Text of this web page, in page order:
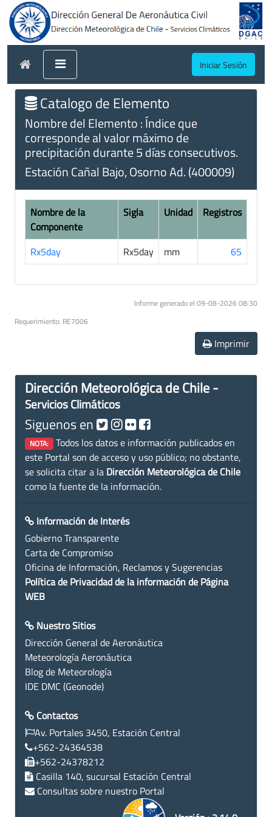
Iniciar Sesión
Catalogo de Elemento
Nombre del Elemento : Índice que
corresponde al valor máximo de
precipitación durante 5 días consecutivos.
Estación Cañal Bajo, Osorno Ad. (400009)
Nombre de la
Componente
Sigla Unidad Registros
Rx5day Rx5day mm 65
Informe generado el 09-08-2026 08:30
Requerimiento: RE7006
Imprimir
Dirección Meteorológica de Chile -
Servicios Climáticos
Siguenos en
NOTA: Todos los datos e información publicados en
este Portal son de acceso y uso público; no obstante,
se solicita citar a la Dirección Meteorológica de Chile
como la fuente de la información.
Información de Interés
Gobierno Transparente
Carta de Compromiso
Oficina de Información, Reclamos y Sugerencias
Política de Privacidad de la información de Página
WEB
Nuestro Sitios
Dirección General de Aeronáutica
Meteorología Aeronáutica
Blog de Meteorología
IDE DMC (Geonode)
Contactos
Av. Portales 3450, Estación Central
+562-24364538
+562-24378212
Casilla 140, sucursal Estación Central
Consultas sobre nuestro Portal